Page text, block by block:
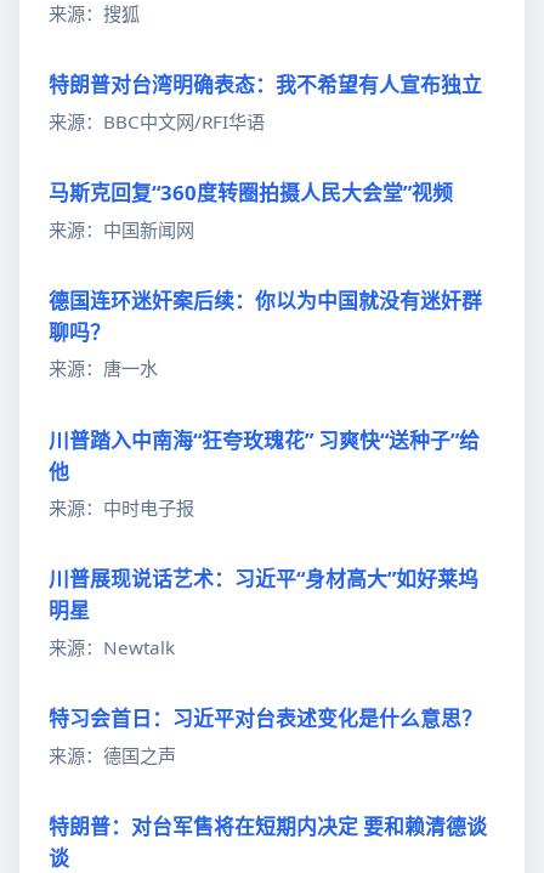
来源：搜狐
特朗普对台湾明确表态：我不希望有人宣布独立
来源：BBC中文网/RFI华语
马斯克回复“360度转圈拍摄人民大会堂”视频
来源：中国新闻网
德国连环迷奸案后续：你以为中国就没有迷奸群
聊吗？
来源：唐一水
川普踏入中南海“狂夸玫瑰花” 习爽快“送种子”给
他
来源：中时电子报
川普展现说话艺术：习近平“身材高大”如好莱坞
明星
来源：Newtalk
特习会首日：习近平对台表述变化是什么意思？
来源：德国之声
特朗普：对台军售将在短期内决定 要和赖清德谈
谈